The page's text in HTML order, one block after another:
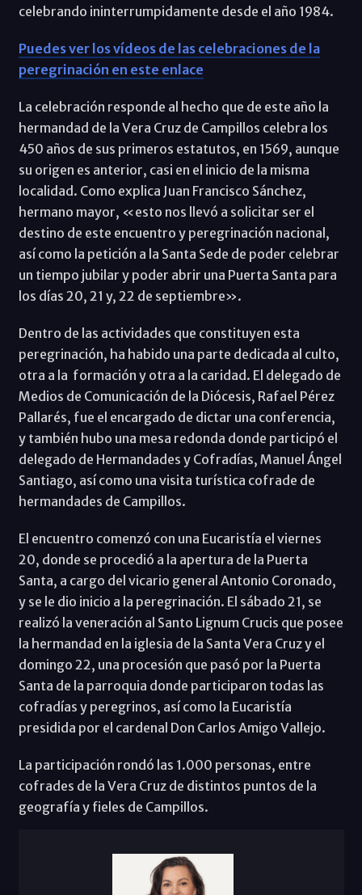
celebrando ininterrumpidamente desde el año 1984.
Puedes ver los vídeos de las celebraciones de la
peregrinación en este enlace
La celebración responde al hecho que de este año la
hermandad de la Vera Cruz de Campillos celebra los
450 años de sus primeros estatutos, en 1569, aunque
su origen es anterior, casi en el inicio de la misma
localidad. Como explica Juan Francisco Sánchez,
hermano mayor, «esto nos llevó a solicitar ser el
destino de este encuentro y peregrinación nacional,
así como la petición a la Santa Sede de poder celebrar
un tiempo jubilar y poder abrir una Puerta Santa para
los días 20, 21 y, 22 de septiembre».
Dentro de las actividades que constituyen esta
peregrinación, ha habido una parte dedicada al culto,
otra a la formación y otra a la caridad. El delegado de
Medios de Comunicación de la Diócesis, Rafael Pérez
Pallarés, fue el encargado de dictar una conferencia,
y también hubo una mesa redonda donde participó el
delegado de Hermandades y Cofradías, Manuel Ángel
Santiago, así como una visita turística cofrade de
hermandades de Campillos.
El encuentro comenzó con una Eucaristía el viernes
20, donde se procedió a la apertura de la Puerta
Santa, a cargo del vicario general Antonio Coronado,
y se le dio inicio a la peregrinación. El sábado 21, se
realizó la veneración al Santo Lignum Crucis que posee
la hermandad en la iglesia de la Santa Vera Cruz y el
domingo 22, una procesión que pasó por la Puerta
Santa de la parroquia donde participaron todas las
cofradías y peregrinos, así como la Eucaristía
presidida por el cardenal Don Carlos Amigo Vallejo.
La participación rondó las 1.000 personas, entre
cofrades de la Vera Cruz de distintos puntos de la
geografía y fieles de Campillos.